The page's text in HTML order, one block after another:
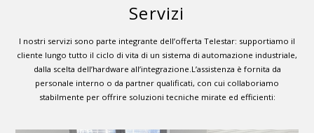
Servizi
I nostri servizi sono parte integrante dell’offerta Telestar: supportiamo il
cliente lungo tutto il ciclo di vita di un sistema di automazione industriale,
dalla scelta dell’hardware all’integrazione.L’assistenza è fornita da
personale interno o da partner qualificati, con cui collaboriamo
stabilmente per offrire soluzioni tecniche mirate ed efficienti: